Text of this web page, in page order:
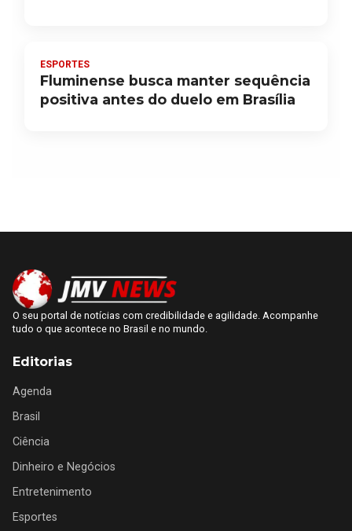
ESPORTES
Fluminense busca manter sequência
positiva antes do duelo em Brasília
O seu portal de notícias com credibilidade e agilidade. Acompanhe
tudo o que acontece no Brasil e no mundo.
Editorias
Agenda
Brasil
Ciência
Dinheiro e Negócios
Entretenimento
Esportes